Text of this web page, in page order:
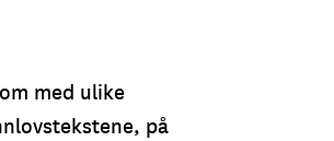
med ulike
på